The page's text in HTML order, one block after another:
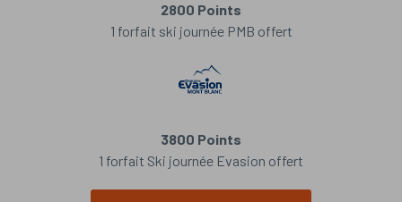
2800 Points
1 forfait ski journée PMB offert
3800 Points
1 forfait Ski journée Evasion offert